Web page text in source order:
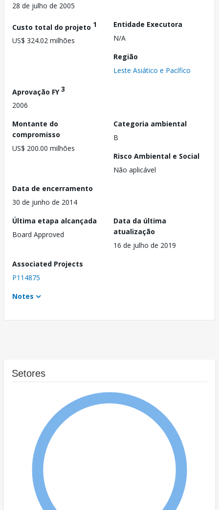
28 de julho de 2005
Custo total do projeto 1
US$ 324.02 milhões
Entidade Executora
N/A
Região
Leste Asiático e Pacífico
Aprovação FY3
2006
Montante do
compromisso
US$ 200.00 milhões
Categoria ambiental
B
Risco Ambiental e Social
Não aplicável
Data de encerramento
30 de junho de 2014
Última etapa alcançada
Board Approved
Data da última
atualização
16 de julho de 2019
Associated Projects
P114875
Notes
Setores